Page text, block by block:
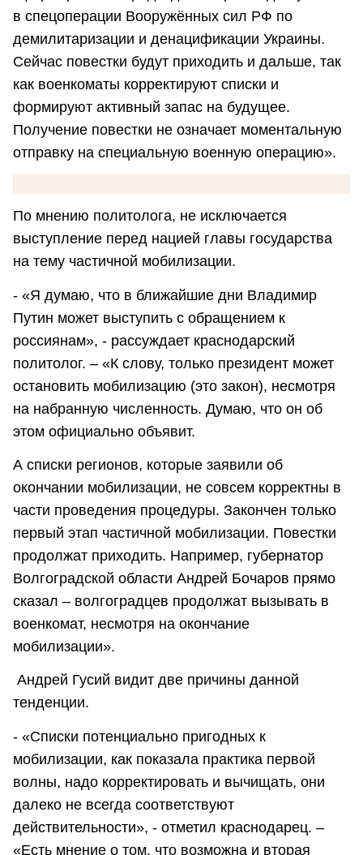
в спецоперации Вооружённых сил РФ по
демилитаризации и денацификации Украины.
Сейчас повестки будут приходить и дальше, так
как военкоматы корректируют списки и
формируют активный запас на будущее.
Получение повестки не означает моментальную
отправку на специальную военную операцию».
По мнению политолога, не исключается
выступление перед нацией главы государства
на тему частичной мобилизации.
- «Я думаю, что в ближайшие дни Владимир
Путин может выступить с обращением к
россиянам», - рассуждает краснодарский
политолог. – «К слову, только президент может
остановить мобилизацию (это закон), несмотря
на набранную численность. Думаю, что он об
этом официально объявит.
А списки регионов, которые заявили об
окончании мобилизации, не совсем корректны в
части проведения процедуры. Закончен только
первый этап частичной мобилизации. Повестки
продолжат приходить. Например, губернатор
Волгоградской области Андрей Бочаров прямо
сказал – волгоградцев продолжат вызывать в
военкомат, несмотря на окончание
мобилизации».
Андрей Гусий видит две причины данной
тенденции.
- «Списки потенциально пригодных к
мобилизации, как показала практика первой
волны, надо корректировать и вычищать, они
далеко не всегда соответствуют
действительности», - отметил краснодарец. –
«Есть мнение о том, что возможна и вторая